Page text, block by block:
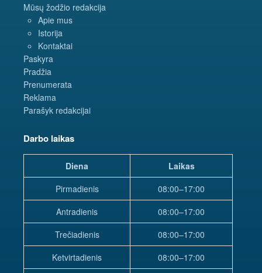
Mūsų žodžio redakcija
Apie mus
Istorija
Kontaktai
Paskyra
Pradžia
Prenumerata
Reklama
Parašyk redakcijai
Darbo laikas
Diena
Laikas
Pirmadienis
08:00–17:00
Antradienis
08:00–17:00
Trečiadienis
08:00–17:00
Ketvirtadienis
08:00–17:00